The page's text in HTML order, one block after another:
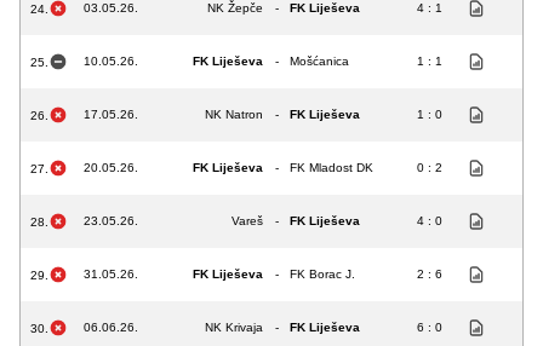
24. 03.05.26. NK Žepče - FK Liješeva 4 : 1
25. 10.05.26. FK Liješeva - Mošćanica 1 : 1
26. 17.05.26. NK Natron - FK Liješeva 1 : 0
27. 20.05.26. FK Liješeva - FK Mladost DK 0 : 2
28. 23.05.26. Vareš - FK Liješeva 4 : 0
29. 31.05.26. FK Liješeva - FK Borac J. 2 : 6
30. 06.06.26. NK Krivaja - FK Liješeva 6 : 0